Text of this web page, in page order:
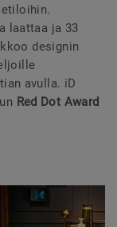
laattaa ja 33
designin
avulla. iD
Red Dot Award